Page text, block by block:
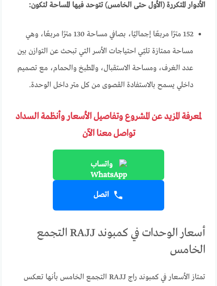
الأدوار المتكررة (الأول حتى الخامس) تتوحد فيها المساحة لتكون:
152 مترًا مربعًا إجماليًا، بصافي مساحة 130 مترًا مربعًا، وهي
مساحة ممتازة تلبّي احتياجات الأسر التي تبحث عن التوازن بين
عدد الغرف، ومساحة الاستقبال، والمطبخ والحمام، مع تصميم
داخلي يسمح بالاستفادة القصوى من كل متر داخل الوحدة.
لمعرفة المزيد عن المشروع وتفاصيل الأسعار وأنظمة السداد
تواصل معنا الآن
واتساب
اتصل
أسعار الوحدات في كمبوند RAJJ التجمع
الخامس
تمتاز الأسعار في كمبوند راج RAJJ التجمع الخامس بأنها تعكس